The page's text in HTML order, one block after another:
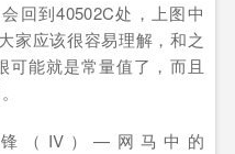
回到40502C处，上图中
家应该很容易理解，和之
可能就是常量值了，而且